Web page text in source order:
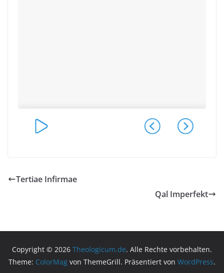
Tertiae Infirmae
Qal Imperfekt
Copyright © 2026 Theologicum.de. Alle Rechte vorbehalten.
Theme: ColorMag von ThemeGrill. Präsentiert von WordPress.